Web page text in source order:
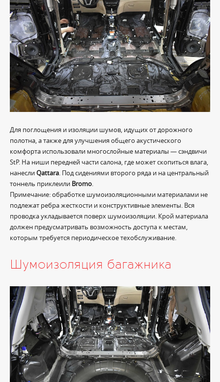
Для поглощения и изоляции шумов, идущих от дорожного
полотна, а также для улучшения общего акустического
комфорта использовали многослойные материалы — сэндвичи
StP. На ниши передней части салона, где может скопиться влага,
нанеслиQattara. Под сидениями второго ряда и на центральный
тоннель приклеили Bromo.
Примечание: обработке шумоизоляционными материалами не
подлежат ребра жесткости и конструктивные элементы. Вся
проводка укладывается поверх шумоизоляции. Крой материала
должен предусматривать возможность доступа к местам,
которым требуется периодическое техобслуживание.
Шумоизоляция багажника